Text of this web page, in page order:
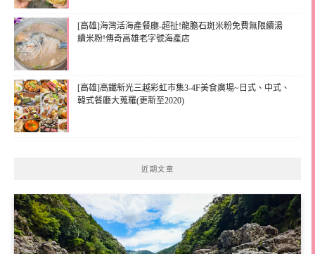
[高雄]海灣活海產餐廳-超扯!龍膽石斑米粉免費無限續湯
續米粉!傳奇高雄老字號海產店
[高雄]高鐵新光三越彩虹市集3-4F美食廣場~日式、中式、
韓式餐廳大蒐羅(更新至2020)
近期文章